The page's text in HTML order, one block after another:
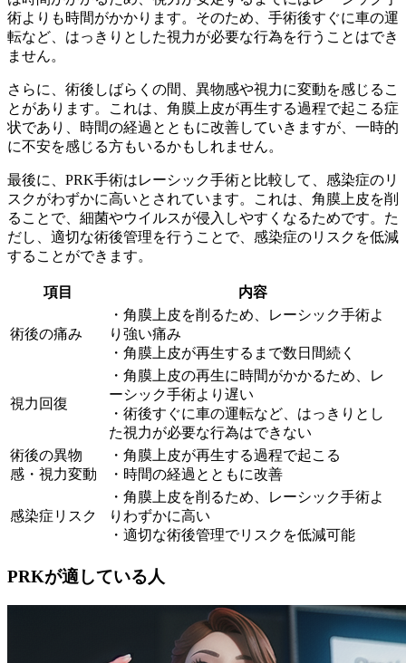
術よりも時間がかかります。そのため、手術後すぐに車の運
転など、はっきりとした視力が必要な行為を行うことはでき
ません。
さらに、 術後しばらくの間、異物感や視力に変動を感じるこ
とがあります。これは、角膜上皮が再生する過程で起こる症
状であり、時間の経過とともに改善していきますが、一時的
に不安を感じる方もいるかもしれません。
最後に、PRK手術はレーシック手術と比較して、 感染症のリ
スクがわずかに高いとされています。これは、角膜上皮を削
ることで、細菌やウイルスが侵入しやすくなるためです。た
だし、適切な術後管理を行うことで、感染症のリスクを低減
することができます。
項目 内容
術後の痛み
・角膜上皮を削るため、レーシック手術よ
り強い痛み
・角膜上皮が再生するまで数日間続く
視力回復
・角膜上皮の再生に時間がかかるため、レ
ーシック手術より遅い
・術後すぐに車の運転など、はっきりとし
た視力が必要な行為はできない
術後の異物
感・視力変動
・角膜上皮が再生する過程で起こる
・時間の経過とともに改善
感染症リスク
・角膜上皮を削るため、レーシック手術よ
りわずかに高い
・適切な術後管理でリスクを低減可能
PRKが適している人